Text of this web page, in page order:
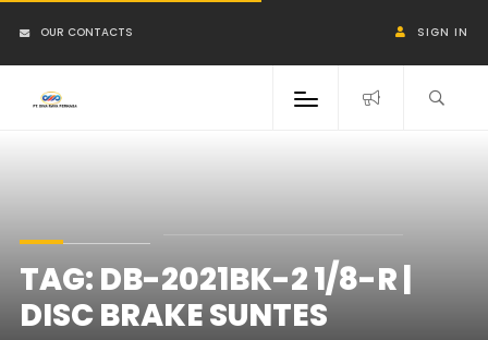
OUR CONTACTS SIGN IN
TAG: DB-2021BK-2 1/8-R |
DISC BRAKE SUNTES